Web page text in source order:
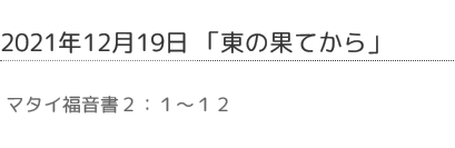
2021年12月19日 「東の果てから」
マタイ福音書２：１～１２